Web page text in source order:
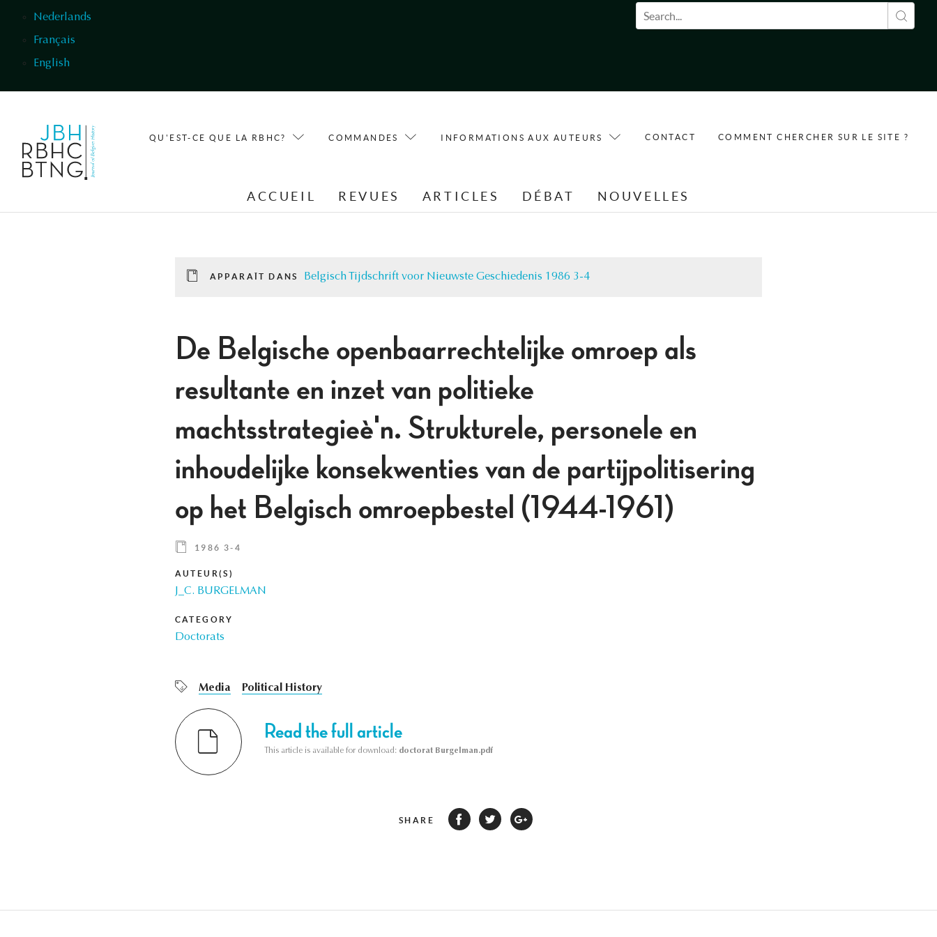
Nederlands
Français
English
Formulaire de recherche
QU'EST-CE QUE LA RBHC? COMMANDES INFORMATIONS AUX AUTEURS CONTACT COMMENT CHERCHER SUR LE SITE ?
ACCUEIL REVUES ARTICLES DÉBAT NOUVELLES
APPARAÎT DANS Belgisch Tijdschrift voor Nieuwste Geschiedenis 1986 3-4
De Belgische openbaarrechtelijke omroep als
resultante en inzet van politieke
machtsstrategieè'n. Strukturele, personele en
inhoudelijke konsekwenties van de partijpolitisering
op het Belgisch omroepbestel (1944-1961)
1986 3-4
AUTEUR(S)
J_C. BURGELMAN
CATEGORY
Doctorats
Media Political History
Read the full article
This article is available for download: doctorat Burgelman.pdf
SHARE